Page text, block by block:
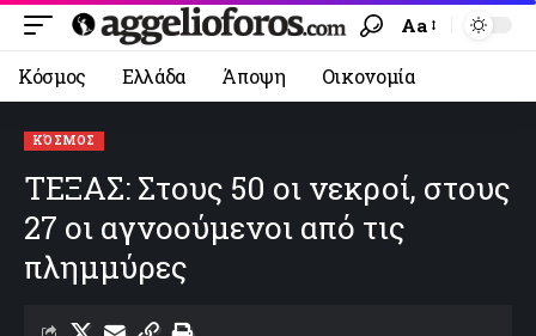
Aa
Κόσμος Ελλάδα Άποψη Οικονομία
ΚΌΣΜΟΣ
ΤΕΞΑΣ: Στους 50 οι νεκροί, στους
27 οι αγνοούμενοι από τις
πλημμύρες